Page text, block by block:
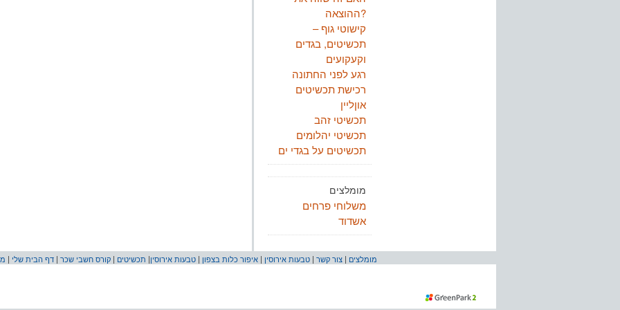
ההוצאה?
קישוטי גוף –
תכשיטים, בגדים
וקעקועים
רגע לפני החתונה
רכישת תכשיטים
אוןליין
תכשיטי זהב
תכשיטי יהלומים
תכשיטים על בגדי ים
מומלצים
משלוחי פרחים
אשדוד
מומלצים |צור קשר |טבעות אירוסין |איפור כלות בצפון |טבעות אירוסין| תכשיטים |קורס חשבי שכר |דף הבית שלי |